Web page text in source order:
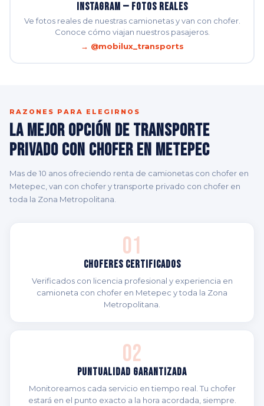
Instagram — Fotos Reales
Ve fotos reales de nuestras camionetas y van con chofer.
Conoce cómo viajan nuestros pasajeros.
→ @mobilux_transports
RAZONES PARA ELEGIRNOS
La Mejor Opción de Transporte
Privado con Chofer en Metepec
Mas de 10 anos ofreciendo renta de camionetas con chofer en
Metepec, van con chofer y transporte privado con chofer en
toda la Zona Metropolitana.
01
Choferes Certificados
Verificados con licencia profesional y experiencia en
camioneta con chofer en Metepec y toda la Zona
Metropolitana.
02
Puntualidad Garantizada
Monitoreamos cada servicio en tiempo real. Tu chofer
estará en el punto exacto a la hora acordada, siempre.